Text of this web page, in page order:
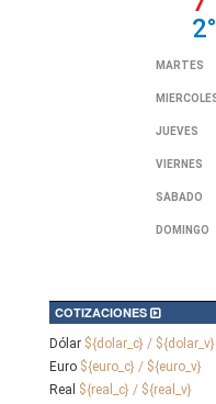
COTIZACIONES
Dólar ${dolar_c} / ${dolar_v}
Euro ${euro_c} / ${euro_v}
Real ${real_c} / ${real_v}